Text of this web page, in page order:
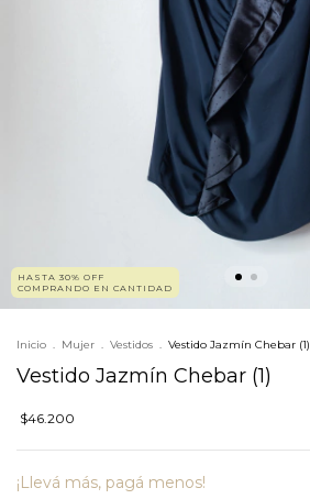
HASTA 30% OFF
COMPRANDO EN CANTIDAD
Inicio . Mujer . Vestidos . Vestido Jazmín Chebar (1)
Vestido Jazmín Chebar (1)
$46.200
¡Llevá más, pagá menos!